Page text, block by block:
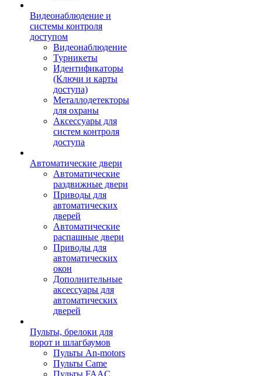
Видеонаблюдение и
системы контроля
доступом
Видеонаблюдение
Турникеты
Идентификаторы
(Ключи и карты
доступа)
Металлодетекторы
для охраны
Аксессуары для
систем контроля
доступа
Автоматические двери
Автоматические
раздвижные двери
Приводы для
автоматических
дверей
Автоматические
распашные двери
Приводы для
автоматических
окон
Дополнительные
аксессуары для
автоматических
дверей
Пульты, брелоки для
ворот и шлагбаумов
Пульты An-motors
Пульты Came
Пульты FAAC